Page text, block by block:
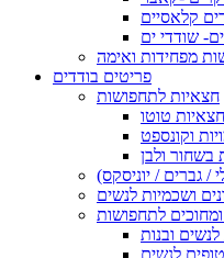
קלאסיים
שודדי ים
מפחידות ואימה
פריטים בודדים
חצאיות לתחפושות
חצאיות טוטו
וקונספט
בשחור ולבן
/ גברים / יוניסקס)
ושכמיות לנשים
ומחוכים לתחפושות
לנשים ובנות
לנשים